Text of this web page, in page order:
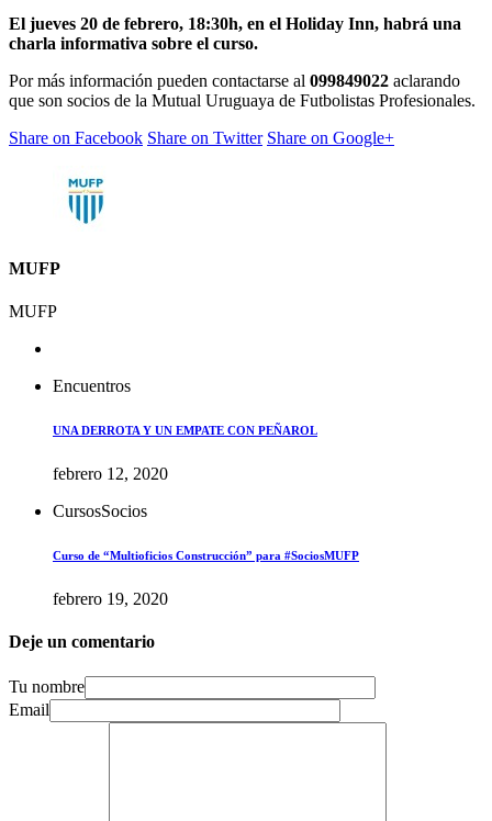
El jueves 20 de febrero, 18:30h, en el Holiday Inn, habrá una
charla informativa sobre el curso.
Por más información pueden contactarse al 099849022 aclarando
que son socios de la Mutual Uruguaya de Futbolistas Profesionales.
Share on Facebook Share on Twitter Share on Google+
MUFP
MUFP
Encuentros
UNA DERROTA Y UN EMPATE CON PEÑAROL
febrero 12, 2020
CursosSocios
Curso de “Multioficios Construcción” para #SociosMUFP
febrero 19, 2020
Deje un comentario
Tu nombre
Email